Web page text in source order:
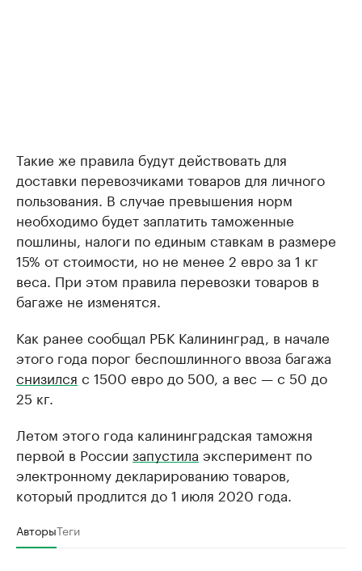
Такие же правила будут действовать для
доставки перевозчиками товаров для личного
пользования. В случае превышения норм
необходимо будет заплатить таможенные
пошлины, налоги по единым ставкам в размере
15% от стоимости, но не менее 2 евро за 1 кг
веса. При этом правила перевозки товаров в
багаже не изменятся.
Как ранее сообщал РБК Калининград, в начале
этого года порог беспошлинного ввоза багажа
снизился с 1500 евро до 500, а вес — с 50 до
25 кг.
Летом этого года калининградская таможня
первой в России запустила эксперимент по
электронному декларированию товаров,
который продлится до 1 июля 2020 года.
АвторыТеги